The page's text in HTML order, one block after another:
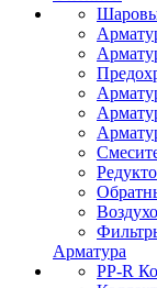
Арматура
PP-R